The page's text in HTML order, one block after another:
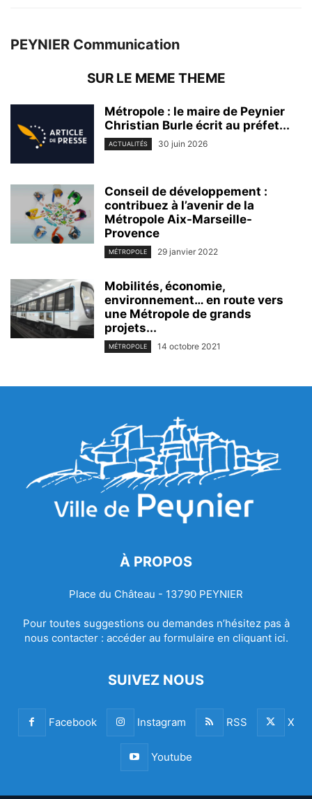
PEYNIER Communication
SUR LE MEME THEME
Métropole : le maire de Peynier
Christian Burle écrit au préfet...
ACTUALITÉS 30 juin 2026
Conseil de développement :
contribuez à l’avenir de la
Métropole Aix-Marseille-
Provence
MÉTROPOLE 29 janvier 2022
Mobilités, économie,
environnement… en route vers
une Métropole de grands
projets...
MÉTROPOLE 14 octobre 2021
À PROPOS
Place du Château - 13790 PEYNIER
Pour toutes suggestions ou demandes n’hésitez pas à
nous contacter : accéder au formulaire en cliquant ici.
SUIVEZ NOUS
Facebook Instagram RSS X
Youtube